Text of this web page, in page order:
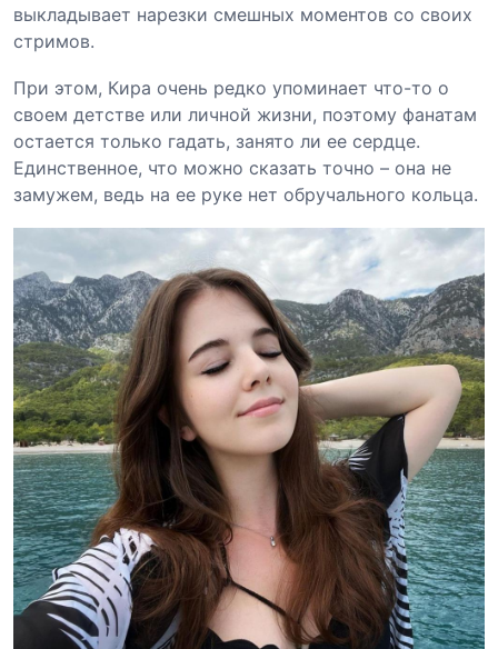
выкладывает нарезки смешных моментов со своих
стримов.
При этом, Кира очень редко упоминает что-то о
своем детстве или личной жизни, поэтому фанатам
остается только гадать, занято ли ее сердце.
Единственное, что можно сказать точно – она не
замужем, ведь на ее руке нет обручального кольца.